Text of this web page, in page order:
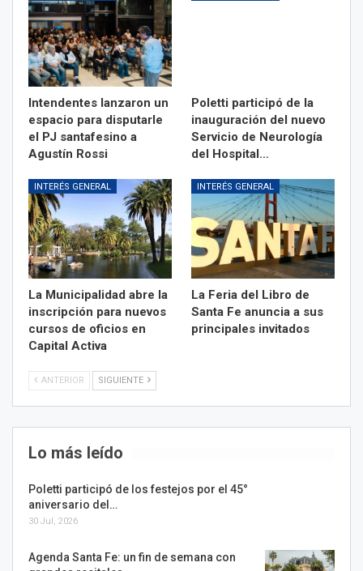
Intendentes lanzaron un
espacio para disputarle
el PJ santafesino a
Agustín Rossi
Poletti participó de la
inauguración del nuevo
Servicio de Neurología
del Hospital…
INTERÉS GENERAL
La Municipalidad abre la
inscripción para nuevos
cursos de oficios en
Capital Activa
INTERÉS GENERAL
La Feria del Libro de
Santa Fe anuncia a sus
principales invitados
ANTERIOR SIGUIENTE
Lo más leído
Poletti participó de los festejos por el 45°
aniversario del…
30 Jul, 2026
Agenda Santa Fe: un fin de semana con